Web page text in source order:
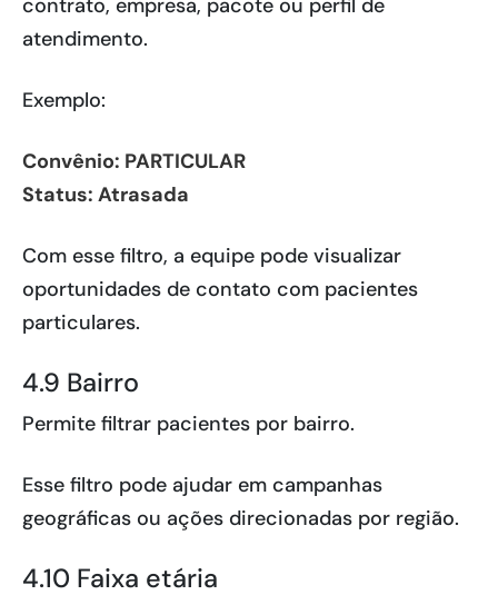
contrato, empresa, pacote ou perfil de
atendimento.
Exemplo:
Convênio: PARTICULAR
Status: Atrasada
Com esse filtro, a equipe pode visualizar
oportunidades de contato com pacientes
particulares.
4.9 Bairro
Permite filtrar pacientes por bairro.
Esse filtro pode ajudar em campanhas
geográficas ou ações direcionadas por região.
4.10 Faixa etária